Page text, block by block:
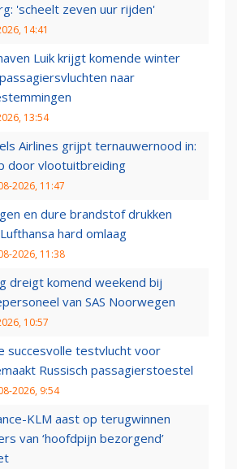
'scheelt zeven uur rijden'
14:41
Luik krijgt komende winter
naar
13:54
Airlines grijpt ternauwernood in:
door vlootuitbreiding
2026, 11:47
en dure brandstof drukken
hard omlaag
2026, 11:38
dreigt komend weekend bij
van SAS Noorwegen
10:57
succesvolle testvlucht voor
Russisch passagierstoestel
2026, 9:54
KLM aast op terugwinnen
van ‘hoofdpijn bezorgend’